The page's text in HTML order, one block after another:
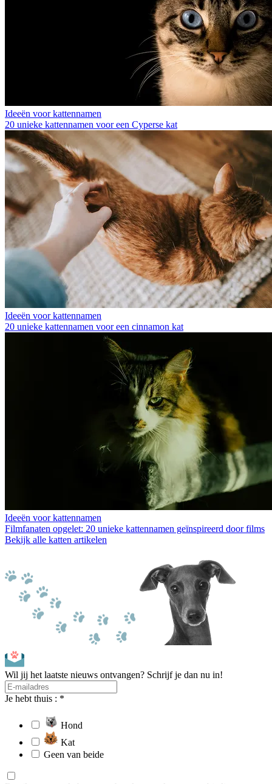
Ideeën voor kattennamen
20 unieke kattennamen voor een Cyperse kat
Ideeën voor kattennamen
20 unieke kattennamen voor een cinnamon kat
Ideeën voor kattennamen
Filmfanaten opgelet: 20 unieke kattennamen geïnspireerd door films
Bekijk alle katten artikelen
Wil jij het laatste nieuws ontvangen? Schrijf je dan nu in!
Je hebt thuis : *
Hond
Kat
Geen van beide